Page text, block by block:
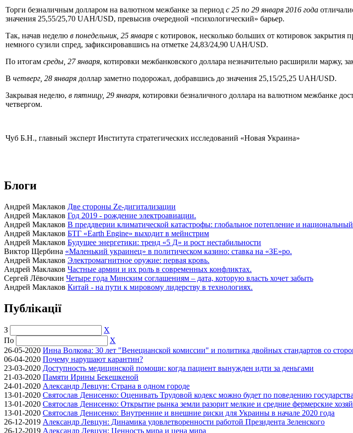
Торги безналичным долларом на валютном межбанке за период с 25 по 29 января 2016 года
значения 25,55/25,70 UAH/USD, превысив очередной «психологический» барьер.
Так, начав неделю в понедельник, 25 января с котировок, несколько больших от котировок
немного сузили спред, зафиксировавшись на отметке 24,83/24,90 UAH/USD.
По итогам среды, 27 января, котировки межбанковского доллара незначительно расширили маржу,
В четверг, 28 января доллар заметно подорожал, добравшись до значения 25,15/25,25 UAH/USD.
Закрывая неделю, в пятницу, 29 января, котировки безналичного доллара на валютном межбанке
четвергом.
Чуб Б.Н., главный эксперт Института стратегических исследований «Новая Украина»
Блоги
Андрей Маклаков Две стороны Ze-дигитализации
Андрей Маклаков Год 2019 - рождение электроавиации.
Андрей Маклаков В преддверии климатической катастрофы: глобальное потепление и
Андрей Маклаков БТГ «Earth Engine» выходит в мейнстрим
Андрей Маклаков Будущее энергетики: тренд «5 Д» и рост нестабильности
Виктор Щербина «Маленький украинец» в политическом казино: ставка на «ЗЕ»ро.
Андрей Маклаков Электромагнитное оружие: первая кровь.
Андрей Маклаков Частные армии и их роль в современных конфликтах.
Сергей Лёвочкин Четыре года Минским соглашениям – дата, которую власть хочет забыть
Андрей Маклаков Китай - на пути к мировому лидерству в технологиях.
Публікації
З
X
По
X
26-05-2020 Инна Волкова: 30 лет "Венецианской комиссии" и политика двойных стандартов со
06-04-2020 Почему нарушают карантин?
23-03-2020 Доступность медицинской помощи: когда пациент вынужден идти за деньгами
21-03-2020 Памяти Ирины Бекешкеной
24-01-2020 Александр Левцун: Страна в одном городе
13-01-2020 Святослав Денисенко: Оценивать Трудовой кодекс можно будет по поведению
13-01-2020 Святослав Денисенко: Открытие рынка земли разорит мелкие и средние фермерские
13-01-2020 Святослав Денисенко: Внутренние и внешние риски для Украины в начале 2020 года
26-12-2019 Александр Левцун: Динамика удовлетворенности работой Президента Зеленского
26-12-2019 Александр Левцун: Ценность мира и цена мира